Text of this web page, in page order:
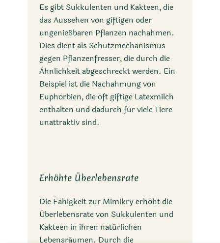
Es gibt Sukkulenten und Kakteen, die
das Aussehen von giftigen oder
ungenießbaren Pflanzen nachahmen.
Dies dient als Schutzmechanismus
gegen Pflanzenfresser, die durch die
Ähnlichkeit abgeschreckt werden. Ein
Beispiel ist die Nachahmung von
Euphorbien, die oft giftige Latexmilch
enthalten und dadurch für viele Tiere
unattraktiv sind.
Erhöhte Überlebensrate
Die Fähigkeit zur Mimikry erhöht die
Überlebensrate von Sukkulenten und
Kakteen in ihren natürlichen
Lebensräumen. Durch die